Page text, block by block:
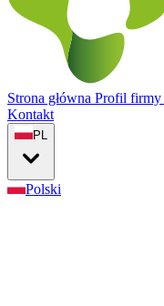
Strona główna Profil firmy
Kontakt
PL
Polski